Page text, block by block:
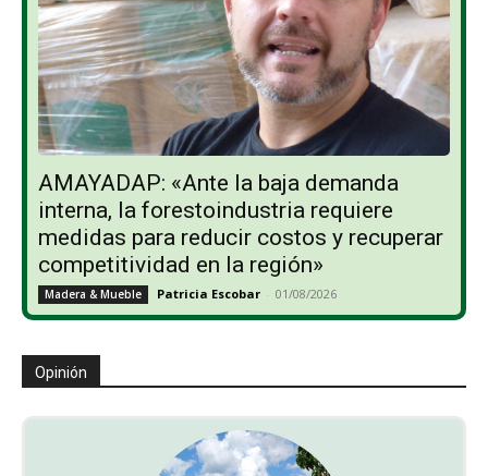
AMAYADAP: «Ante la baja demanda
interna, la forestoindustria requiere
medidas para reducir costos y recuperar
competitividad en la región»
Madera & Mueble Patricia Escobar - 01/08/2026
Opinión